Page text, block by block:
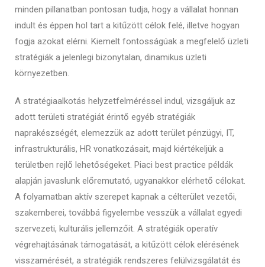
minden pillanatban pontosan tudja, hogy a vállalat honnan
indult és éppen hol tart a kitűzött célok felé, illetve hogyan
fogja azokat elérni. Kiemelt fontosságúak a megfelelő üzleti
stratégiák a jelenlegi bizonytalan, dinamikus üzleti
környezetben.
A stratégiaalkotás helyzetfelméréssel indul, vizsgáljuk az
adott területi stratégiát érintő egyéb stratégiák
naprakészségét, elemezzük az adott terület pénzügyi, IT,
infrastrukturális, HR vonatkozásait, majd kiértékeljük a
területben rejlő lehetőségeket. Piaci best practice példák
alapján javaslunk előremutató, ugyanakkor elérhető célokat.
A folyamatban aktív szerepet kapnak a célterület vezetői,
szakemberei, továbbá figyelembe vesszük a vállalat egyedi
szervezeti, kulturális jellemzőit. A stratégiák operatív
végrehajtásának támogatását, a kitűzött célok elérésének
visszamérését, a stratégiák rendszeres felülvizsgálatát és